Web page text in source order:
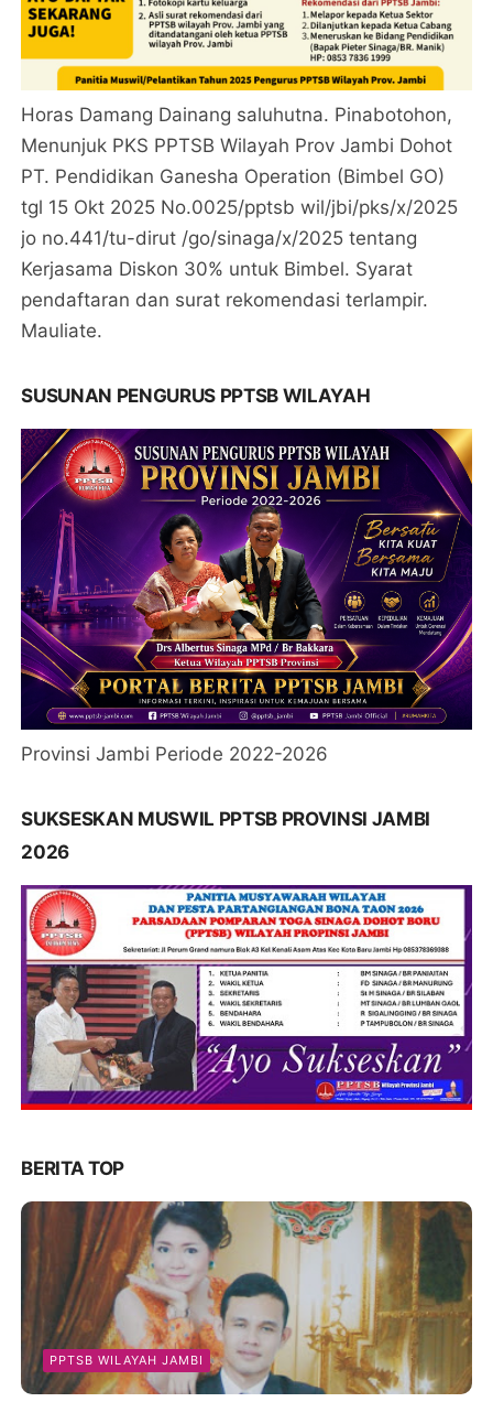
Horas Damang Dainang saluhutna. Pinabotohon,
Menunjuk PKS PPTSB Wilayah Prov Jambi Dohot
PT. Pendidikan Ganesha Operation (Bimbel GO)
tgl 15 Okt 2025 No.0025/pptsb wil/jbi/pks/x/2025
jo no.441/tu-dirut /go/sinaga/x/2025 tentang
Kerjasama Diskon 30% untuk Bimbel. Syarat
pendaftaran dan surat rekomendasi terlampir.
Mauliate.
SUSUNAN PENGURUS PPTSB WILAYAH
Provinsi Jambi Periode 2022-2026
SUKSESKAN MUSWIL PPTSB PROVINSI JAMBI
2026
BERITA TOP
PPTSB WILAYAH JAMBI